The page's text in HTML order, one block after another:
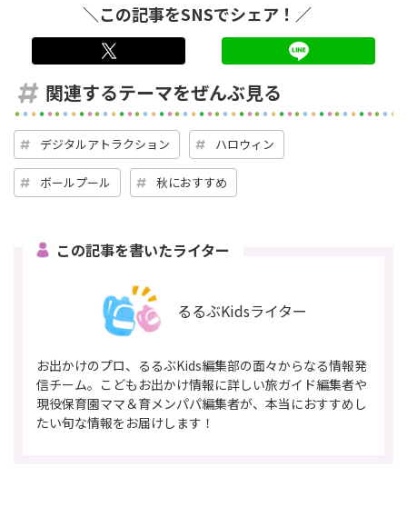
＼この記事をSNSでシェア！／
関連するテーマをぜんぶ見る
デジタルアトラクション ハロウィン
ボールプール 秋におすすめ
この記事を書いたライター
るるぶKidsライター
お出かけのプロ、るるぶKids編集部の面々からなる情報発
信チーム。こどもお出かけ情報に詳しい旅ガイド編集者や
現役保育園ママ＆育メンパパ編集者が、本当におすすめし
たい旬な情報をお届けします！